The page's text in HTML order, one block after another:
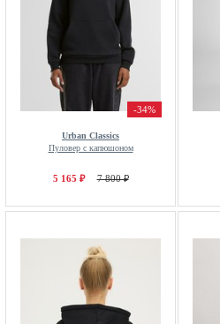
-34%
Urban Classics
Пуловер с капюшоном
5 165 ₽ 7 800 ₽